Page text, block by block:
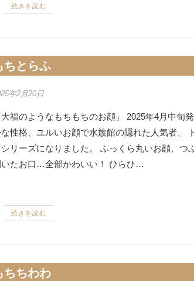
続きを読む
ちとらふ
年2月20日
福のようなもちもちのお顔」 2025年4月中旬
性格、ユルいお顔で水族館の隠れた人気者、
リーズになりました。 ふっくら丸いお顔、つ
たお口…全部かわいい！ ひらひ…
続きを読む
ちちわわ